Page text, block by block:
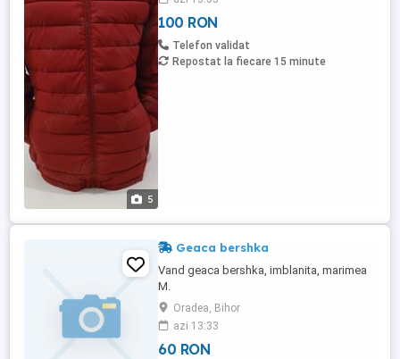
5
100 RON
Telefon validat
Repostat la fiecare 15 minute
Geaca bershka
Vand geaca bershka, imblanita, marimea
M.
Oradea, Bihor
azi 13:33
60 RON